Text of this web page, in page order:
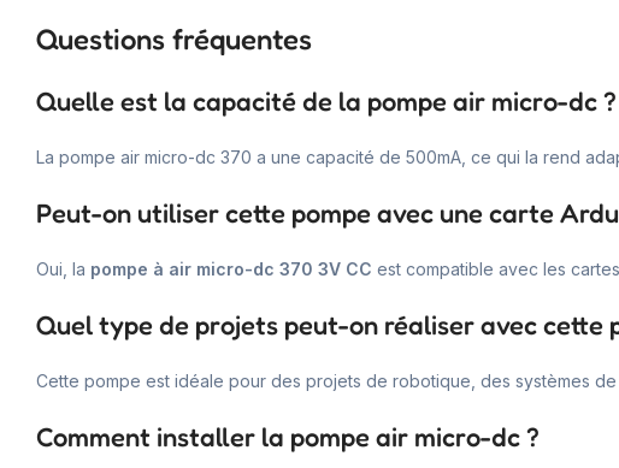
Questions fréquentes
Quelle est la capacité de la pompe air micro-dc ?
La pompe air micro-dc 370 a une capacité de 500mA, ce qui la rend
Peut-on utiliser cette pompe avec une carte
Oui, la pompe à air micro-dc 370 3V CC est compatible avec les
Quel type de projets peut-on réaliser avec cette
Cette pompe est idéale pour des projets de robotique, des systèmes
Comment installer la pompe air micro-dc ?